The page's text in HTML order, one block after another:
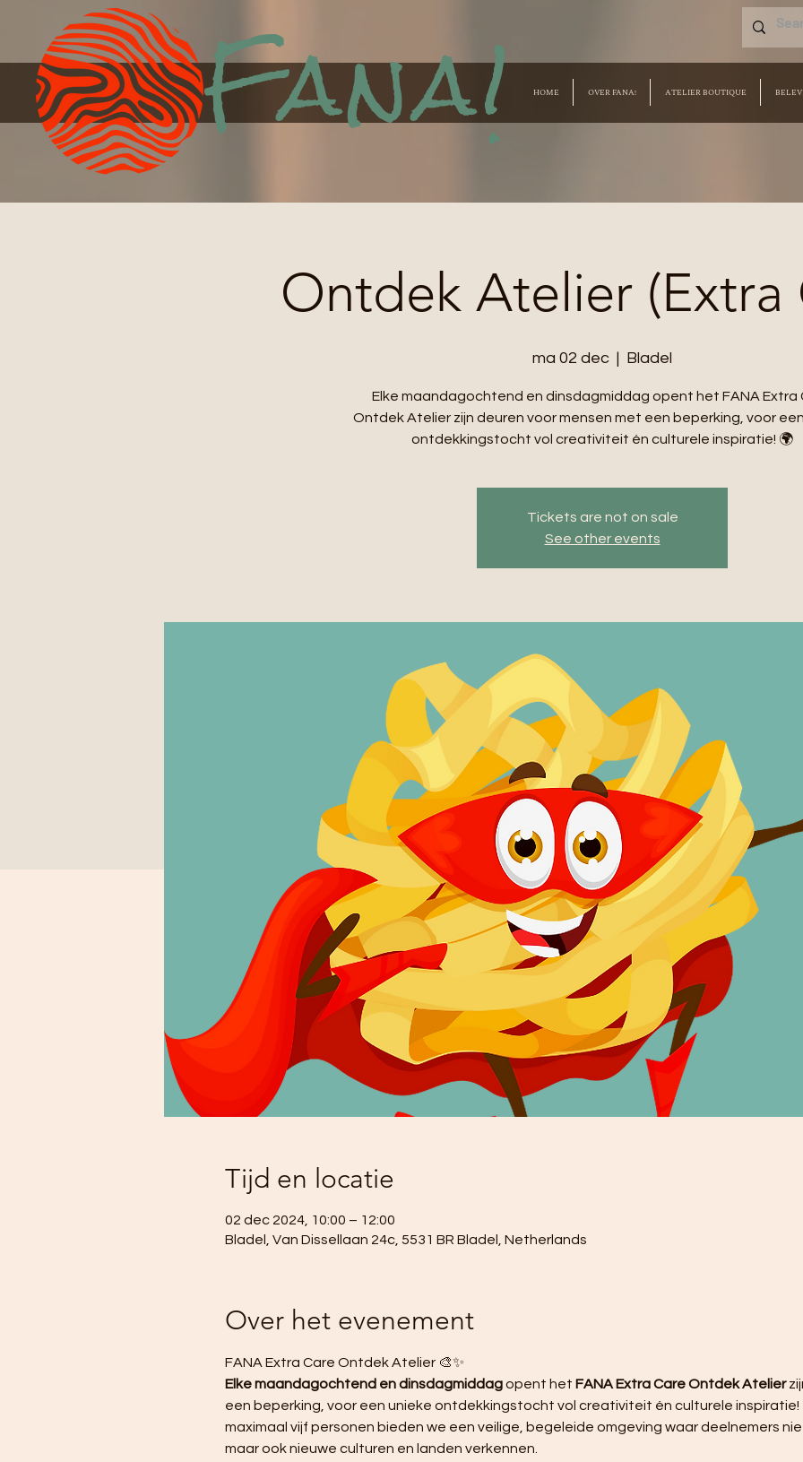
HOME OVER FANA! ATELIER BOUTIQUE
Fana!
Ontdek Atelier (Extra
ma 02 dec
  |
Bladel
Elke maandagochtend en dinsdagmiddag opent het FANA Extra
Ontdek Atelier zijn deuren voor mensen met een beperking, voor
ontdekkingstocht vol creativiteit én culturele inspiratie! 🌍
Tickets are not on sale
See other events
Tijd en locatie
02 dec 2024, 10:00 – 12:00
Bladel, Van Dissellaan 24c, 5531 BR Bladel, Netherlands
Over het evenement
FANA Extra Care Ontdek Atelier 🎨✨
Elke maandagochtend en dinsdagmiddag opent het FANA Extra Care Ontdek Atelier
een beperking, voor een unieke ontdekkingstocht vol creativiteit én culturele inspiratie!
maximaal vijf personen bieden we een veilige, begeleide omgeving waar deelnemers
maar ook nieuwe culturen en landen verkennen.